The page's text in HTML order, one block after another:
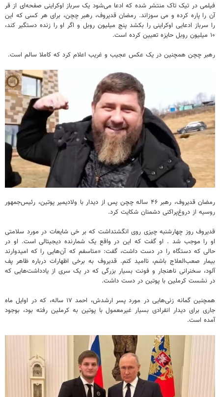
فیلمی در تیک تاک منتشر شده که ادعا می‌شود یک سرباز اوکراینی صفحه‌ای از قر
آن را پاره کرده و می سوزاند. رمضان قدیروف، رهبر چچن، برای هر کسی که این
را سرباز ادعایی اوکراینی را بکشد پنج میلیون روبل و اگر او را زنده دستگیر کند،
۱۰ میلیون روبل حایزه تعیین کرده است.
رهبر چچن همچنین در یک عکس عجیب و غریب اعلام کرد که کاملا سالم است.
رمضان قدیروف، رهبر ۴۶ ساله چچن پس از دیدار با ولادیمیر پوتین، رئیس‌جمهور
روسیه از دروغ‌پراکنی دشمنان شکایت کرد.
قدیروف روز چهارشنبه چیزی روی انگشتداشت که بر خی شایعات در مورد سلامتی
او را موجب شد . او گفت که این در واقع یک شمارنده دیجیتالی است. او در
حالی که دستگاه را در دست داشت، گفت: «متاسفم که آن‌هایی را که امیدوارند
بیمار صعب‌العلاج باشم، ناامید کنم. قدیروف به برخی اظهارات درباره ظاهر پف
آلود، سخنرانی ناهنجار و فونت بسیار بزرگی که در یک سری از یادداشت‌هایی که
در نشست کرملین با پوتین در دست داشت.
همچنین گمانه زنی‌هایی در مورد پسر ارشدش، احمد ۱۷ ساله، که در اوایل ماه
جاری برای دیدار انفرادی بسیار غیرمعمول با پوتین به کرملین رفته بود، بوجود
آمده است.